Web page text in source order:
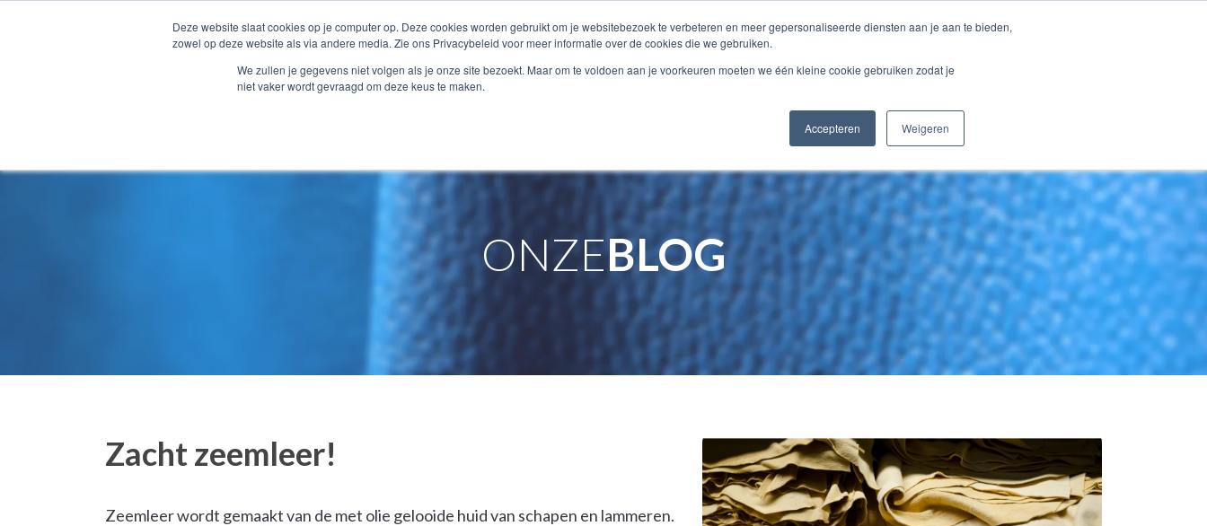
Deze website slaat cookies op je computer op. Deze cookies worden gebruikt om je websitebezoek te verbeteren en meer gepersonaliseerde diensten aan je aan te bieden,
zowel op deze website als via andere media. Zie ons Privacybeleid voor meer informatie over de cookies die we gebruiken.
We zullen je gegevens niet volgen als je onze site bezoekt. Maar om te voldoen aan je voorkeuren moeten we één kleine cookie gebruiken zodat je
niet vaker wordt gevraagd om deze keus te maken.
Accepteren Weigeren
ORTHOPEDIE CATALOGUS OVER... STALEN CONTACT WEBSHOP
ONZEBLOG
Zacht zeemleer!
Zeemleer wordt gemaakt van de met olie gelooide huid van schapen en lammeren.